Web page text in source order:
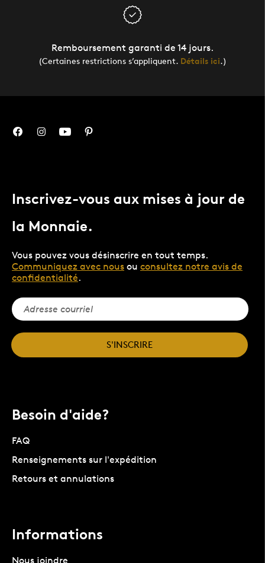
Remboursement garanti de 14 jours.
(Certaines restrictions s’appliquent. Détails ici.)
Inscrivez-vous aux mises à jour de
la Monnaie.
Vous pouvez vous désinscrire en tout temps.
Communiquez avec nous ou consultez notre avis de
confidentialité.
S'INSCRIRE
Besoin d'aide?
FAQ
Renseignements sur l'expédition
Retours et annulations
Informations
Nous joindre